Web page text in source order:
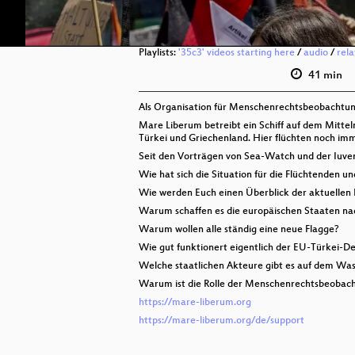
Playlists: '35c3' videos starting here / audio /
41 min
Als Organisation für
Mare Liberum betreibt ein Schiff auf dem
Türkei und Griechenland. Hier flüchten noch
Seit den Vorträgen von Sea-Watch und der
Wie hat sich die Situation für die Flüchtenden
Wie werden Euch einen Überblick der
Warum schaffen es die europäischen Staaten
Warum wollen alle ständig eine neue Flagge?
Wie gut funktionert eigentlich der EU-Türkei-
Welche staatlichen Akteure gibt es auf dem
Warum ist die Rolle der
https://mare-liberum.org
https://mare-liberum.org/de/support